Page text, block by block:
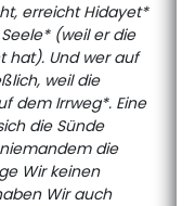
erreicht Hidayet*
(weil er die
hat). Und wer auf
weil die
dem Irrweg*. Eine
die Sünde
die
Wir keinen
Wir auch